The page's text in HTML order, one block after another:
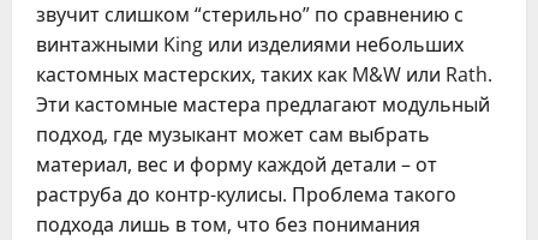
звучит слишком “стерильно” по сравнению с
винтажными King или изделиями небольших
кастомных мастерских, таких как M&W или Rath.
Эти кастомные мастера предлагают модульный
подход, где музыкант может сам выбрать
материал, вес и форму каждой детали – от
раструба до контр-кулисы. Проблема такого
подхода лишь в том, что без понимания